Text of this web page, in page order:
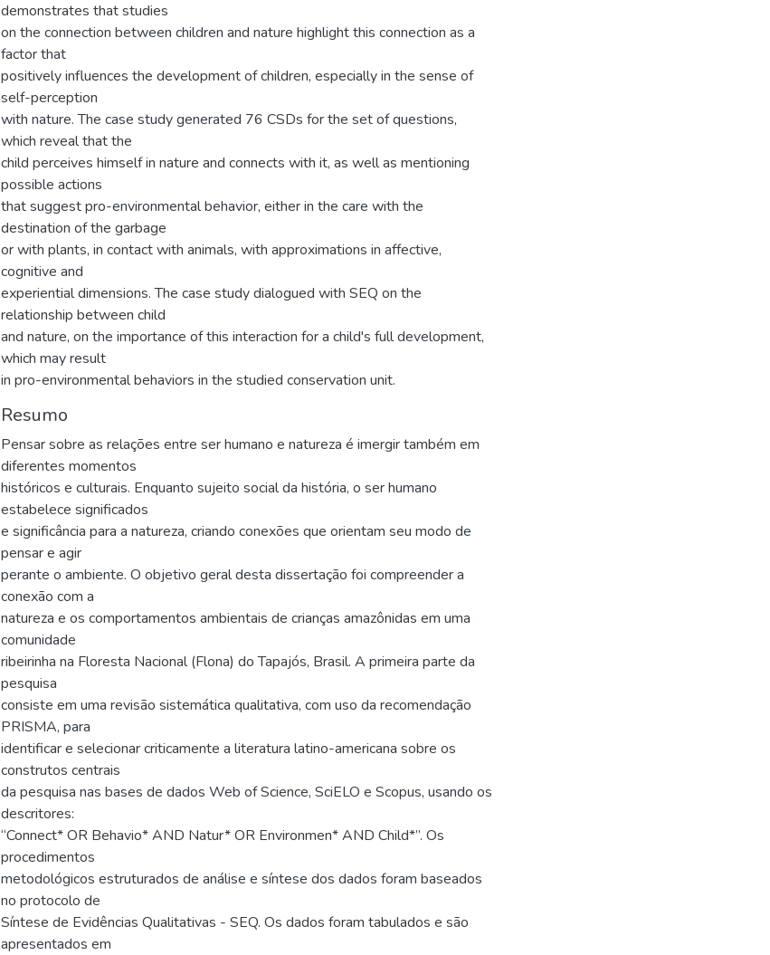
demonstrates that studies
on the connection between children and nature highlight this connection as a
factor that
positively influences the development of children, especially in the sense of
self-perception
with nature. The case study generated 76 CSDs for the set of questions,
which reveal that the
child perceives himself in nature and connects with it, as well as mentioning
possible actions
that suggest pro-environmental behavior, either in the care with the
destination of the garbage
or with plants, in contact with animals, with approximations in affective,
cognitive and
experiential dimensions. The case study dialogued with SEQ on the
relationship between child
and nature, on the importance of this interaction for a child's full development,
which may result
in pro-environmental behaviors in the studied conservation unit.
Resumo
Pensar sobre as relações entre ser humano e natureza é imergir também em
diferentes momentos
históricos e culturais. Enquanto sujeito social da história, o ser humano
estabelece significados
e significância para a natureza, criando conexões que orientam seu modo de
pensar e agir
perante o ambiente. O objetivo geral desta dissertação foi compreender a
conexão com a
natureza e os comportamentos ambientais de crianças amazônidas em uma
comunidade
ribeirinha na Floresta Nacional (Flona) do Tapajós, Brasil. A primeira parte da
pesquisa
consiste em uma revisão sistemática qualitativa, com uso da recomendação
PRISMA, para
identificar e selecionar criticamente a literatura latino-americana sobre os
construtos centrais
da pesquisa nas bases de dados Web of Science, SciELO e Scopus, usando os
descritores:
“Connect* OR Behavio* AND Natur* OR Environmen* AND Child*”. Os
procedimentos
metodológicos estruturados de análise e síntese dos dados foram baseados
no protocolo de
Síntese de Evidências Qualitativas - SEQ. Os dados foram tabulados e são
apresentados em